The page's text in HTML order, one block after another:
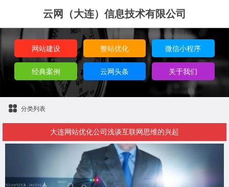
云网（大连）信息技术有限公司
网站建设 整站优化 微信小程序
经典案例 云网头条 关于我们
分类列表
大连网站优化公司浅谈互联网思维的兴起